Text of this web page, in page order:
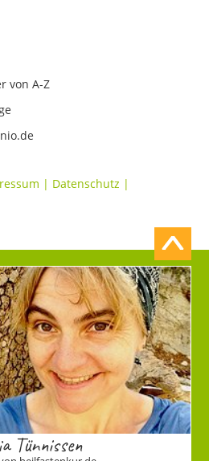
von A-Z
| Datenschutz |
Tünnissen